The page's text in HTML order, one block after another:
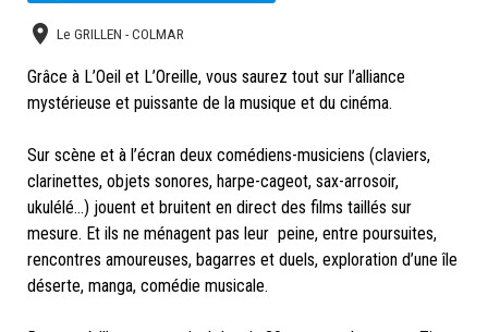
Le GRILLEN - COLMAR
Grâce à L’Oeil et L’Oreille, vous saurez tout sur l’alliance
mystérieuse et puissante de la musique et du cinéma.
Sur scène et à l’écran deux comédiens-musiciens (claviers,
clarinettes, objets sonores, harpe-cageot, sax-arrosoir,
ukulélé…) jouent et bruitent en direct des films taillés sur
mesure. Et ils ne ménagent pas leur peine, entre poursuites,
rencontres amoureuses, bagarres et duels, exploration d’une île
déserte, manga, comédie musicale.